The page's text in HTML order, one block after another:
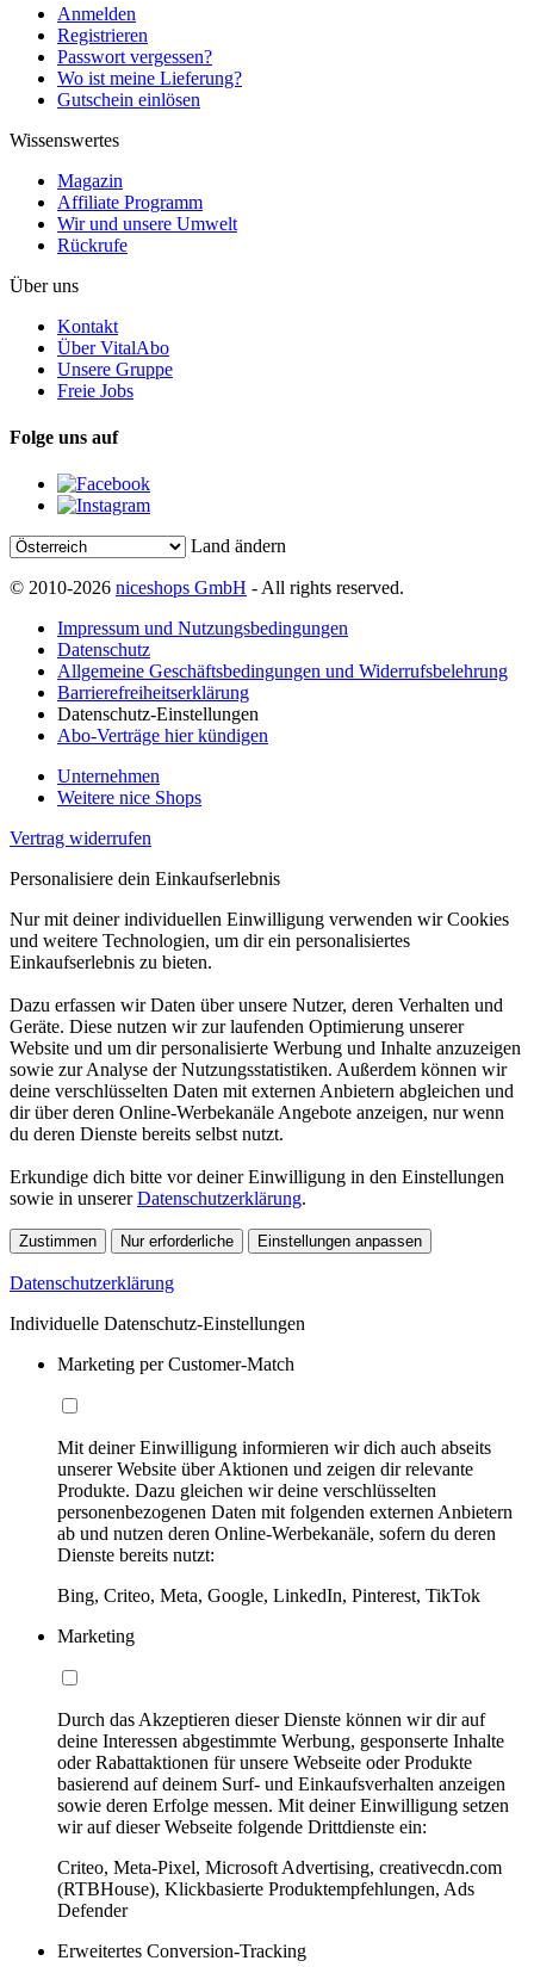
Anmelden
Registrieren
Passwort vergessen?
Wo ist meine Lieferung?
Gutschein einlösen
Wissenswertes
Magazin
Affiliate Programm
Wir und unsere Umwelt
Rückrufe
Über uns
Kontakt
Über VitalAbo
Unsere Gruppe
Freie Jobs
Folge uns auf
Land ändern
© 2010-2026 niceshops GmbH - All rights reserved.
Impressum und Nutzungsbedingungen
Datenschutz
Allgemeine Geschäftsbedingungen und Widerrufsbelehrung
Barrierefreiheitserklärung
Datenschutz-Einstellungen
Abo-Verträge hier kündigen
Unternehmen
Weitere nice Shops
Vertrag widerrufen
Personalisiere dein Einkaufserlebnis
Nur mit deiner individuellen Einwilligung verwenden wir Cookies
und weitere Technologien, um dir ein personalisiertes
Einkaufserlebnis zu bieten.
Dazu erfassen wir Daten über unsere Nutzer, deren Verhalten und
Geräte. Diese nutzen wir zur laufenden Optimierung unserer
Website und um dir personalisierte Werbung und Inhalte anzuzeigen
sowie zur Analyse der Nutzungsstatistiken. Außerdem können wir
deine verschlüsselten Daten mit externen Anbietern abgleichen und
dir über deren Online-Werbekanäle Angebote anzeigen, nur wenn
du deren Dienste bereits selbst nutzt.
Erkundige dich bitte vor deiner Einwilligung in den Einstellungen
sowie in unsererDatenschutzerklärung.
Zustimmen Nur erforderliche Einstellungen anpassen
Datenschutzerklärung
Individuelle Datenschutz-Einstellungen
Marketing per Customer-Match
Mit deiner Einwilligung informieren wir dich auch abseits
unserer Website über Aktionen und zeigen dir relevante
Produkte. Dazu gleichen wir deine verschlüsselten
personenbezogenen Daten mit folgenden externen Anbietern
ab und nutzen deren Online-Werbekanäle, sofern du deren
Dienste bereits nutzt:
Bing, Criteo, Meta, Google, LinkedIn, Pinterest, TikTok
Marketing
Durch das Akzeptieren dieser Dienste können wir dir auf
deine Interessen abgestimmte Werbung, gesponserte Inhalte
oder Rabattaktionen für unsere Webseite oder Produkte
basierend auf deinem Surf- und Einkaufsverhalten anzeigen
sowie deren Erfolge messen. Mit deiner Einwilligung setzen
wir auf dieser Webseite folgende Drittdienste ein:
Criteo, Meta-Pixel, Microsoft Advertising, creativecdn.com
(RTBHouse), Klickbasierte Produktempfehlungen, Ads
Defender
Erweitertes Conversion-Tracking